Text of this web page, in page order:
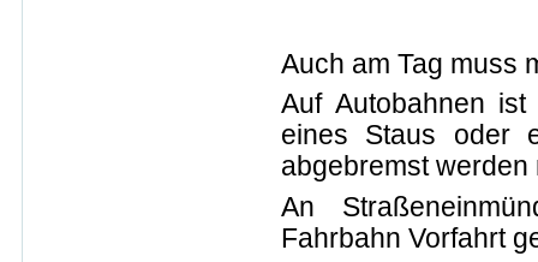
Auch am Tag muss
Auf Autobahnen
eines Staus oder
abgebremst werden
An
Fahrbahn Vorfahrt